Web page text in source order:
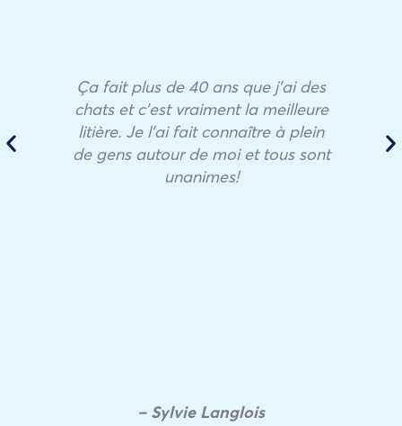
Ça fait plus de 40 ans que j’ai des
chats et c’est vraiment la meilleure
litière. Je l’ai fait connaître à plein
de gens autour de moi et tous sont
unanimes!
– Sylvie Langlois